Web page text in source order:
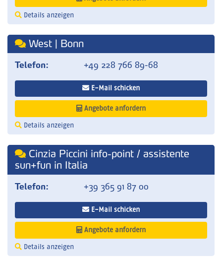
Details anzeigen
West | Bonn
Telefon: +49 228 766 89-68
E-Mail schicken
Angebote anfordern
Details anzeigen
Cinzia Piccini info-point / assistente
sun+fun in Italia
Telefon: +39 365 91 87 00
E-Mail schicken
Angebote anfordern
Details anzeigen